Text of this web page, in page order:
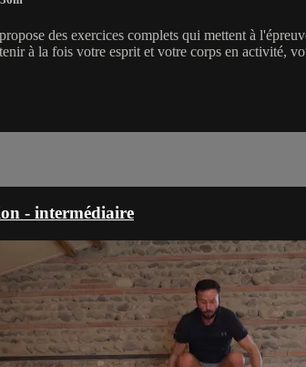
des exercices complets qui mettent à
à la fois votre esprit et votre corps en activité,
- intermédiaire